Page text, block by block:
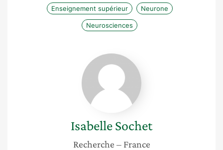
Enseignement supérieur Neurone
Neurosciences
Isabelle
Sochet
IsabelleSochet
Recherche – France